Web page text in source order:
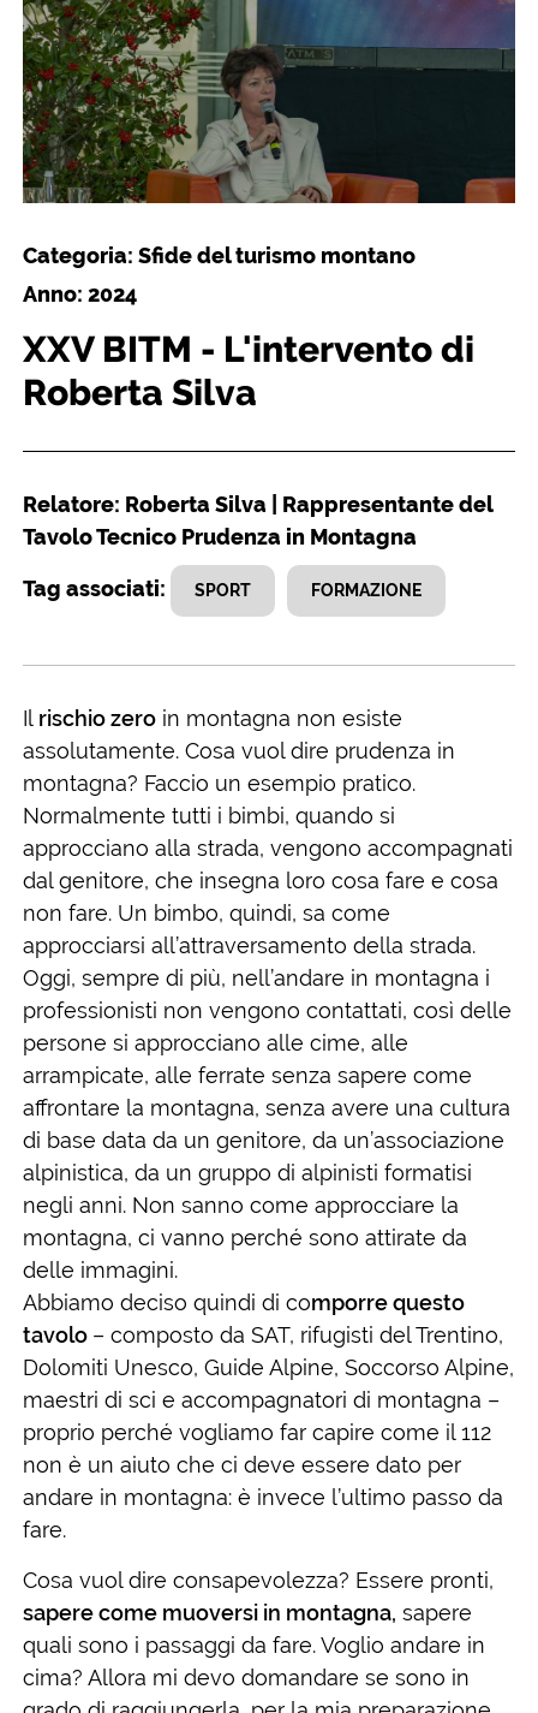
Categoria: Sfide del turismo montano
Anno: 2024
XXV BITM - L'intervento di
Roberta Silva
Relatore: Roberta Silva | Rappresentante del
Tavolo Tecnico Prudenza in Montagna
Tag associati: SPORT FORMAZIONE
Il rischio zeroin montagna non esiste
assolutamente. Cosa vuol dire prudenza in
montagna? Faccio un esempio pratico.
Normalmente tutti i bimbi, quando si
approcciano alla strada, vengono accompagnati
dal genitore, che insegna loro cosa fare e cosa
non fare. Un bimbo, quindi, sa come
approcciarsi all’attraversamento della strada.
Oggi, sempre di più, nell’andare in montagna i
professionisti non vengono contattati, così delle
persone si approcciano alle cime, alle
arrampicate, alle ferrate senza sapere come
affrontare la montagna, senza avere una cultura
di base data da un genitore, da un’associazione
alpinistica, da un gruppo di alpinisti formatisi
negli anni. Non sanno come approcciare la
montagna, ci vanno perché sono attirate da
delle immagini.
Abbiamo deciso quindi di comporre questo
tavolo – composto da SAT, rifugisti del Trentino,
Dolomiti Unesco, Guide Alpine, Soccorso Alpine,
maestri di sci e accompagnatori di montagna –
proprio perché vogliamo far capire come il 112
non è un aiuto che ci deve essere dato per
andare in montagna: è invece l’ultimo passo da
fare.
Cosa vuol dire consapevolezza? Essere pronti,
sapere come muoversi in montagna, sapere
quali sono i passaggi da fare. Voglio andare in
cima? Allora mi devo domandare se sono in